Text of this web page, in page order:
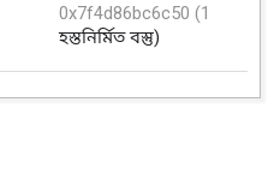
0x7f4d86bc6c50 (1
হস্তনির্মিত বস্তু)